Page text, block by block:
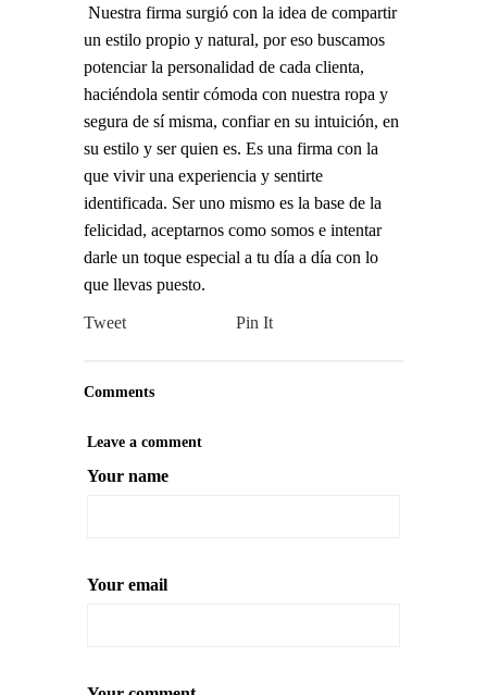
Nuestra firma surgió con la idea de compartir
un estilo propio y natural, por eso buscamos
potenciar la personalidad de cada clienta,
haciéndola sentir cómoda con nuestra ropa y
segura de sí misma, confiar en su intuición, en
su estilo y ser quien es. Es una firma con la
que vivir una experiencia y sentirte
identificada. Ser uno mismo es la base de la
felicidad, aceptarnos como somos e intentar
darle un toque especial a tu día a día con lo
que llevas puesto.
Tweet Pin It
Comments
Leave a comment
Your name
Your email